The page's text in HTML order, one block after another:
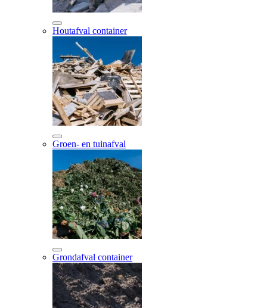
Houtafval container
Groen- en tuinafval
Grondafval container